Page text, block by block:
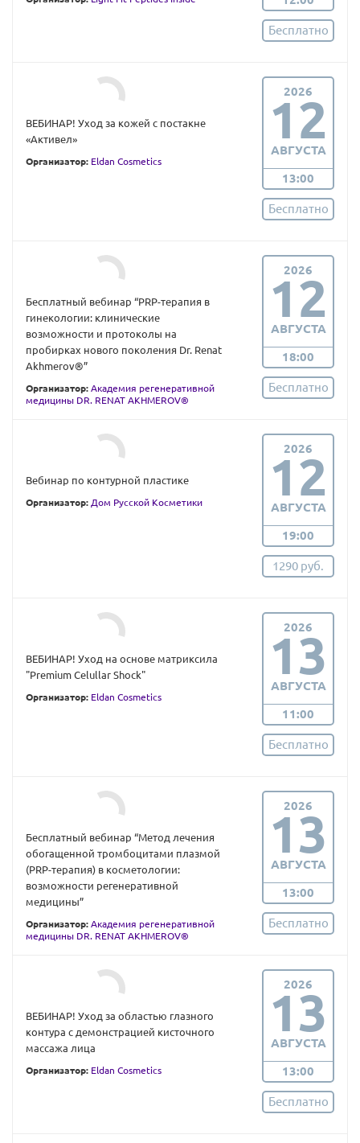
Бесплатно
ВЕБИНАР! Уход за кожей с постакне
«Активел»
Организатор: Eldan Cosmetics
2026
12
АВГУСТА
13:00
Бесплатно
Бесплатный вебинар “PRP-терапия в
гинекологии: клинические
возможности и протоколы на
пробирках нового поколения Dr. Renat
Akhmerov®”
Организатор: Академия регенеративной
медицины DR. RENAT AKHMEROV®
2026
12
АВГУСТА
18:00
Бесплатно
Вебинар по контурной пластике
Организатор: Дом Русской Косметики
2026
12
АВГУСТА
19:00
1290 руб.
ВЕБИНАР! Уход на основе матриксила
"Premium Celullar Shock"
Организатор: Eldan Cosmetics
2026
13
АВГУСТА
11:00
Бесплатно
Бесплатный вебинар “Метод лечения
обогащенной тромбоцитами плазмой
(PRP-терапия) в косметологии:
возможности регенеративной
медицины”
Организатор: Академия регенеративной
медицины DR. RENAT AKHMEROV®
2026
13
АВГУСТА
13:00
Бесплатно
ВЕБИНАР! Уход за областью глазного
контура с демонстрацией кисточного
массажа лица
Организатор: Eldan Cosmetics
2026
13
АВГУСТА
13:00
Бесплатно